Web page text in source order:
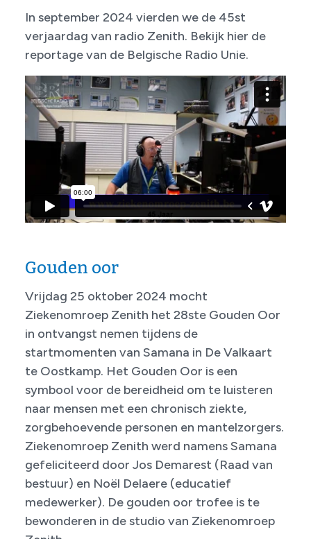
In september 2024 vierden we de 45st
verjaardag van radio Zenith. Bekijk hier de
reportage van de Belgische Radio Unie.
Gouden oor
Vrijdag 25 oktober 2024 mocht
Ziekenomroep Zenith het 28ste Gouden Oor
in ontvangst nemen tijdens de
startmomenten van Samana in De Valkaart
te Oostkamp. Het Gouden Oor is een
symbool voor de bereidheid om te luisteren
naar mensen met een chronisch ziekte,
zorgbehoevende personen en mantelzorgers.
Ziekenomroep Zenith werd namens Samana
gefeliciteerd door Jos Demarest (Raad van
bestuur) en Noël Delaere (educatief
medewerker). De gouden oor trofee is te
bewonderen in de studio van Ziekenomroep